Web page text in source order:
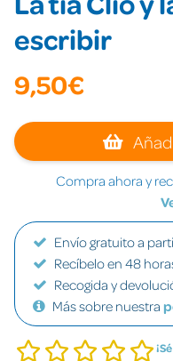
escribir
9,50€
Compra ahora y
Envío gratuito a
Recíbelo en 48
Recogida y
Más sobre nuestra